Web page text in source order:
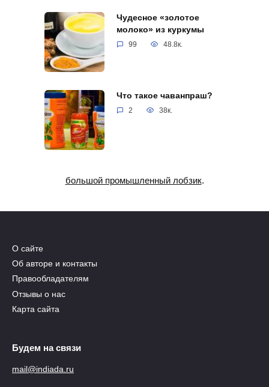
Чудесное «золотое
молоко» из куркумы
99 48.8к.
Что такое чаванпраш?
2 38к.
большой промышленный лобзик.
О сайте
Об авторе и контакты
Правообладателям
Отзывы о нас
Карта сайта
Будем на связи
mail@indiada.ru